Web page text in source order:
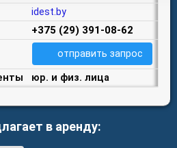
idest.by
+375 (29) 391-08-62
отправить запрос
юр. и физ. лица
в аренду: